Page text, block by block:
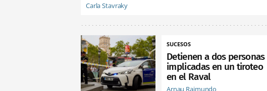
Carla Stavraky
SUCESOS
Detienen a dos personas
implicadas en un tiroteo
en el Raval
Arnau Raimundo